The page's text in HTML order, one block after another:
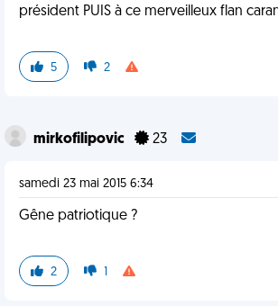
président PUIS à ce merveilleux flan
5 2
mirkofilipovic 23
samedi 23 mai 2015 6:34
Gêne patriotique ?
2 1